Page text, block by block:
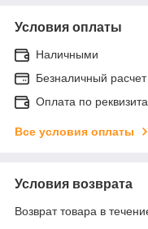
Условия оплаты
Наличными
Безналичный расчет
Оплата по
Все условия оплаты
Условия возврата
Возврат товара в